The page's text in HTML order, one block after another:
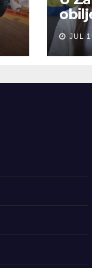
JUL